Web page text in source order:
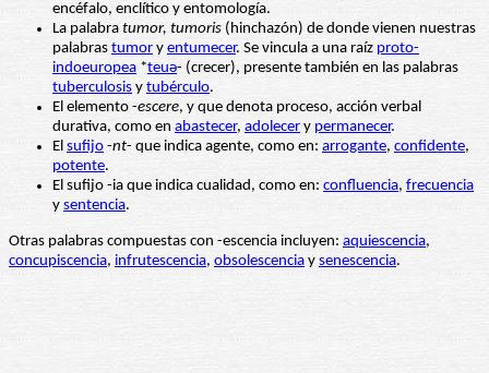
encéfalo, enclítico y entomología.
La palabra tumor, tumoris (hinchazón) de donde vienen nuestras
palabras tumor y entumecer. Se vincula a una raíz proto-
indoeuropea *teuə- (crecer), presente también en las palabras
tuberculosis y tubérculo.
El elemento -escere, y que denota proceso, acción verbal
durativa, como en abastecer, adolecer y permanecer.
El sufijo -nt- que indica agente, como en: arrogante, confidente,
potente.
El sufijo -ia que indica cualidad, como en: confluencia, frecuencia
y sentencia.
Otras palabras compuestas con -escencia incluyen: aquiescencia,
concupiscencia, infrutescencia, obsolescencia y senescencia.